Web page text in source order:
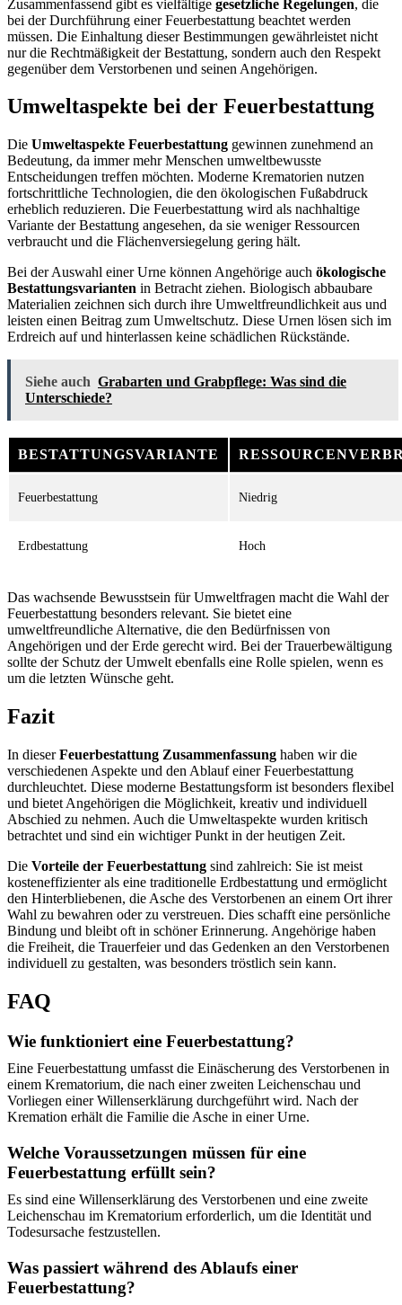
Zusammenfassend gibt es vielfältige gesetzliche Regelungen, die
bei der Durchführung einer Feuerbestattung beachtet werden
müssen. Die Einhaltung dieser Bestimmungen gewährleistet nicht
nur die Rechtmäßigkeit der Bestattung, sondern auch den Respekt
gegenüber dem Verstorbenen und seinen Angehörigen.
Umweltaspekte bei der Feuerbestattung
Die Umweltaspekte Feuerbestattung gewinnen zunehmend an
Bedeutung, da immer mehr Menschen umweltbewusste
Entscheidungen treffen möchten. Moderne Krematorien nutzen
fortschrittliche Technologien, die den ökologischen Fußabdruck
erheblich reduzieren. Die Feuerbestattung wird als nachhaltige
Variante der Bestattung angesehen, da sie weniger Ressourcen
verbraucht und die Flächenversiegelung gering hält.
Bei der Auswahl einer Urne können Angehörige auch ökologische
Bestattungsvarianten in Betracht ziehen. Biologisch abbaubare
Materialien zeichnen sich durch ihre Umweltfreundlichkeit aus und
leisten einen Beitrag zum Umweltschutz. Diese Urnen lösen sich im
Erdreich auf und hinterlassen keine schädlichen Rückstände.
Siehe auch Grabarten und Grabpflege: Was sind die
Unterschiede?
BESTATTUNGSVARIANTE
Feuerbestattung Niedrig
Erdbestattung Hoch
Das wachsende Bewusstsein für Umweltfragen macht die Wahl der
Feuerbestattung besonders relevant. Sie bietet eine
umweltfreundliche Alternative, die den Bedürfnissen von
Angehörigen und der Erde gerecht wird. Bei der Trauerbewältigung
sollte der Schutz der Umwelt ebenfalls eine Rolle spielen, wenn es
um die letzten Wünsche geht.
Fazit
In dieserFeuerbestattung Zusammenfassung haben wir die
verschiedenen Aspekte und den Ablauf einer Feuerbestattung
durchleuchtet. Diese moderne Bestattungsform ist besonders flexibel
und bietet Angehörigen die Möglichkeit, kreativ und individuell
Abschied zu nehmen. Auch die Umweltaspekte wurden kritisch
betrachtet und sind ein wichtiger Punkt in der heutigen Zeit.
Die Vorteile der Feuerbestattung sind zahlreich: Sie ist meist
kosteneffizienter als eine traditionelle Erdbestattung und ermöglicht
den Hinterbliebenen, die Asche des Verstorbenen an einem Ort ihrer
Wahl zu bewahren oder zu verstreuen. Dies schafft eine persönliche
Bindung und bleibt oft in schöner Erinnerung. Angehörige haben
die Freiheit, die Trauerfeier und das Gedenken an den Verstorbenen
individuell zu gestalten, was besonders tröstlich sein kann.
FAQ
Wie funktioniert eine Feuerbestattung?
Eine Feuerbestattung umfasst die Einäscherung des Verstorbenen in
einem Krematorium, die nach einer zweiten Leichenschau und
Vorliegen einer Willenserklärung durchgeführt wird. Nach der
Kremation erhält die Familie die Asche in einer Urne.
Welche Voraussetzungen müssen für eine
Feuerbestattung erfüllt sein?
Es sind eine Willenserklärung des Verstorbenen und eine zweite
Leichenschau im Krematorium erforderlich, um die Identität und
Todesursache festzustellen.
Was passiert während des Ablaufs einer
Feuerbestattung?